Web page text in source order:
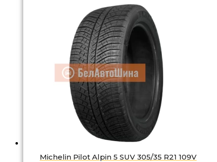
Michelin Pilot Alpin 5 SUV 305/35 R21 109V